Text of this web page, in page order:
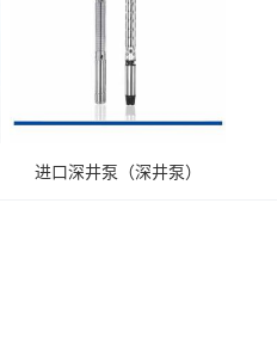
进口深井泵（深井泵）